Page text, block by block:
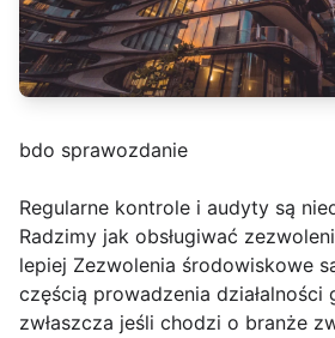
bdo sprawozdanie
Regularne kontrole i audyty są
Radzimy jak obsługiwać
lepiej Zezwolenia środowiskowe
częścią prowadzenia działalności
zwłaszcza jeśli chodzi o branże